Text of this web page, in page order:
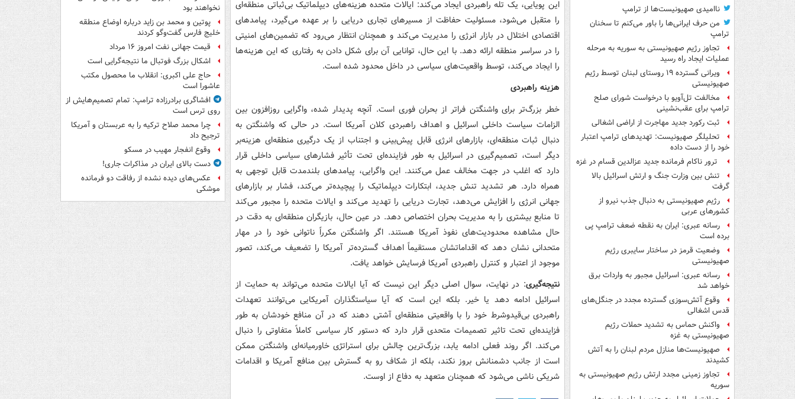
ناامیدی صهیونیست‌ها از ترامپ
من حرف ایرانی‌ها را باور می‌کنم تا سخنان
ترامپ
تجاوز رژیم صهیونیستی به سوریه به مرحله
عملیات ایجاد راه رسید
ویرانی گسترده ۱۹ روستای لبنان توسط رژیم
صهیونیستی
مخالفت تل‌آویو با درخواست شورای صلح
ترامپ برای عقب‌نشینی
ثبت رکورد جدید مهاجرت از اراضی اشغالی
تحلیلگر صهیونیست: تهدیدهای ترامپ اعتبار
خود را از دست داده
ترور ناکام فرمانده جدید عزالدین قسام در غزه
تنش بین وزارت جنگ و ارتش اسرائیل بالا
گرفت
رژیم صهیونیستی به دنبال جذب نیرو از
کشورهای عربی
رسانه عبری: ایران به نقطه ضعف ترامپ پی
برده است
وضعیت قرمز در ساختار سایبری رژیم
صهیونیستی
رسانه عبری: اسرائیل مجبور به واردات برق
خواهد شد
وقوع آتش‌سوزی گسترده مجدد در جنگل‌های
قدس اشغالی
واکنش حماس به تشدید حملات رژیم
صهیونیستی به غزه
صهیونیست‌ها منازل مردم لبنان را به ‌آتش
کشیدند
تجاوز زمینی مجدد ارتش رژیم صهیونیستی به
سوریه
این پویایی، یک تله راهبردی ایجاد می‌کند: ایالات متحده هزینه‌های دیپلماتیک بی‌ثباتی منطقه‌ای
را متقبل می‌شود، مسئولیت حفاظت از مسیرهای تجاری دریایی را بر عهده می‌گیرد، پیامدهای
اقتصادی اختلال در بازار انرژی را مدیریت می‌کند و همچنان انتظار می‌رود که تضمین‌های امنیتی
را در سراسر منطقه ارائه دهد. با این حال، توانایی آن برای شکل دادن به رفتاری که این هزینه‌ها
را ایجاد می‌کند، توسط واقعیت‌های سیاسی در داخل محدود شده است.
هزینه راهبردی
خطر بزرگ‌تر برای واشنگتن فراتر از بحران فوری است. آنچه پدیدار شده، واگرایی روزافزون بین
الزامات سیاست داخلی اسرائیل و اهداف راهبردی کلان آمریکا است. در حالی که واشنگتن به
دنبال ثبات منطقه‌ای، بازارهای انرژی قابل پیش‌بینی و اجتناب از یک درگیری منطقه‌ای هزینه‌بر
دیگر است، تصمیم‌گیری در اسرائیل به طور فزاینده‌ای تحت تأثیر فشارهای سیاسی داخلی قرار
دارد که اغلب در جهت مخالف عمل می‌کنند. این واگرایی، پیامدهای بلندمدت قابل توجهی به
همراه دارد. هر تشدید تنش جدید، ابتکارات دیپلماتیک را پیچیده‌تر می‌کند، فشار بر بازارهای
جهانی انرژی را افزایش می‌دهد، تجارت دریایی را تهدید می‌کند و ایالات متحده را مجبور می‌کند
تا منابع بیشتری را به مدیریت بحران اختصاص دهد. در عین حال، بازیگران منطقه‌ای به دقت در
حال مشاهده محدودیت‌های نفوذ آمریکا هستند. اگر واشنگتن مکرراً ناتوانی خود را در مهار
متحدانی نشان دهد که اقداماتشان مستقیماً اهداف گسترده‌تر آمریکا را تضعیف می‌کند، تصور
موجود از اعتبار و کنترل راهبردی آمریکا فرسایش خواهد یافت.
نتیجه‌گیری: در نهایت، سوال اصلی دیگر این نیست که آیا ایالات متحده می‌تواند به حمایت از
اسرائیل ادامه دهد یا خیر. بلکه این است که آیا سیاستگذاران آمریکایی می‌توانند تعهدات
راهبردی بی‌قیدوشرط خود را با واقعیتی منطقه‌ای آشتی دهند که در آن منافع خودشان به طور
فزاینده‌ای تحت تاثیر تصمیمات متحدی قرار دارد که دستور کار سیاسی کاملاً متفاوتی را دنبال
می‌کند. اگر روند فعلی ادامه یابد، بزرگ‌ترین چالش برای استراتژی خاورمیانه‌ای واشنگتن ممکن
است از جانب دشمنانش بروز نکند، بلکه از شکاف رو به گسترش بین منافع آمریکا و اقدامات
شریکی ناشی می‌شود که همچنان متعهد به دفاع از اوست.
نخواهند بود
پوتین و محمد بن زاید درباره اوضاع منطقه
خلیج فارس گفت‌وگو کردند
قیمت جهانی نفت امروز ۱۶ مرداد
اشکال بزرگ فوتبال ما نتیجه‌گرایی است
حاج علی اکبری: انقلاب ما محصول مکتب
عاشورا است
افشاگری برادرزاده ترامپ: تمام تصمیم‌هایش از
روی ترس است
چرا محمد صلاح ترکیه را به عربستان و آمریکا
ترجیح داد
وقوع انفجار مهیب در مسکو
دست بالای ایران در مذاکرات جاری!
عکس‌های دیده نشده از رفاقت دو فرمانده‌
موشکی